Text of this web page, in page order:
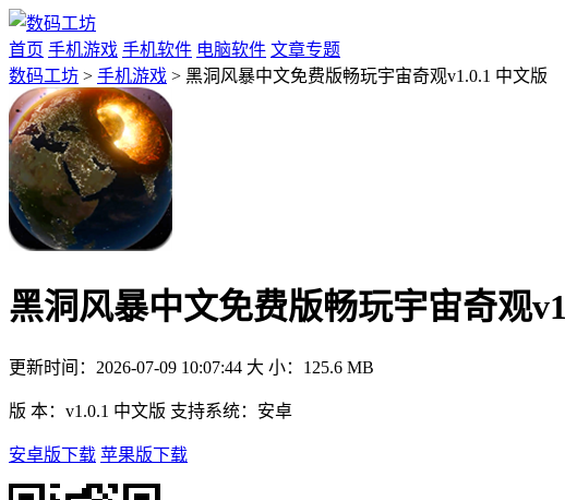
首页 手机游戏 手机软件 电脑软件 文章专题
数码工坊 > 手机游戏 > 黑洞风暴中文免费版畅玩宇宙奇观v1.0.1 中文版
黑洞风暴中文免费版畅玩宇宙奇观
更新时间： 2026-07-09 10:07:44 大 小： 125.6 MB
版 本： v1.0.1 中文版 支持系统： 安卓
安卓版下载 苹果版下载